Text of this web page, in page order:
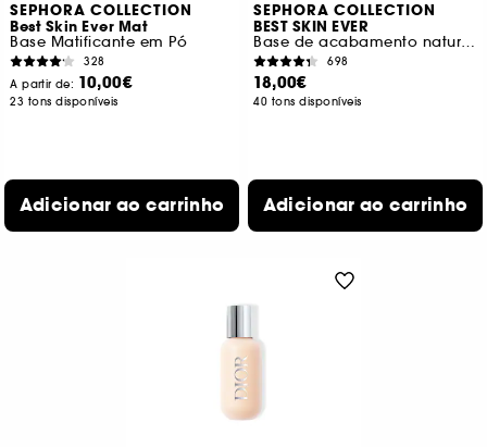
SEPHORA COLLECTION
Best Skin Ever Mat
Base Matificante em Pó
328
A partir de: 10,00€
23 tons disponíveis
Adicionar ao carrinho
SEPHORA COLLECTION
BEST SKIN EVER
Base de acabamento natural, fixação de 16 horas
698
18,00€
40 tons disponíveis
Adicionar ao carrinho